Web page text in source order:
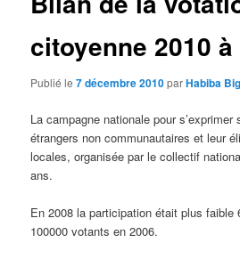
citoyenne 2010
Publié le7 décembre 2010parHabiba
La campagne nationale pour
étrangers non communautaires et leur
locales, organisée par le collectif
ans.
En 2008 la participation était plus faible
100000 votants en 2006.